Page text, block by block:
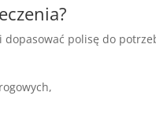
dopasować polisę do